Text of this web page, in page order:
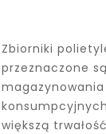
Zbiorniki
przeznaczone
magazynowania
większą